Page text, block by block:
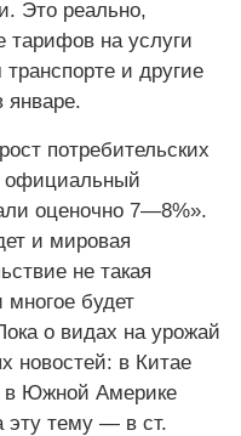
Это реально,
тарифов на услуги
и другие
январе.
потребительских
официальный
оценочно 7—8%».
и мировая
не такая
многое будет
о видах на урожай
новостей: в Китае
в Южной Америке
эту тему — в ст.